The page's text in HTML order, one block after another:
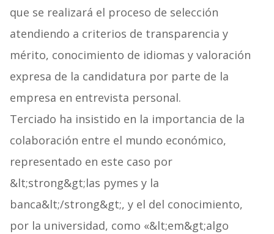
que se realizará el proceso de selección
atendiendo a criterios de transparencia y
mérito, conocimiento de idiomas y valoración
expresa de la candidatura por parte de la
empresa en entrevista personal.
Terciado ha insistido en la importancia de la
colaboración entre el mundo económico,
representado en este caso por
&lt;strong&gt;las pymes y la
banca&lt;/strong&gt;, y el del conocimiento,
por la universidad, como «&lt;em&gt;algo